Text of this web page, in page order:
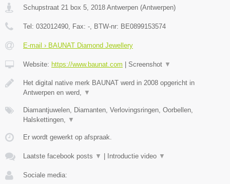
Schupstraat 21 box 5, 2018 Antwerpen (Antwerpen)
Tel: 032012490, Fax: -, BTW-nr: BE0899153574
E-mail › BAUNAT Diamond Jewellery
Website: https://www.baunat.com Screenshot ▼
Het digital native merk BAUNAT werd in 2008 opgericht in
Antwerpen en werd, ▼
Diamantjuwelen, Diamanten, Verlovingsringen, Oorbellen,
Halskettingen, ▼
Er wordt gewerkt op afspraak.
Laatste facebook posts ▼ Introductie video ▼
Sociale media: